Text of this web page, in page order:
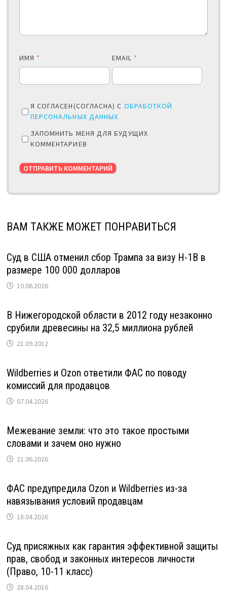
ИМЯ * EMAIL *
Я СОГЛАСЕН(СОГЛАСНА) С ОБРАБОТКОЙ
ПЕРСОНАЛЬНЫХ ДАННЫХ
ЗАПОМНИТЬ МЕНЯ ДЛЯ БУДУЩИХ
КОММЕНТАРИЕВ
ВАМ ТАКЖЕ МОЖЕТ ПОНРАВИТЬСЯ
Суд в США отменил сбор Трампа за визу H-1B в
размере 100 000 долларов
10.06.2026
В Нижегородской области в 2012 году незаконно
срубили древесины на 32,5 миллиона рублей
21.09.2012
Wildberries и Ozon ответили ФАС по поводу
комиссий для продавцов
07.04.2026
Межевание земли: что это такое простыми
словами и зачем оно нужно
21.06.2026
ФАС предупредила Ozon и Wildberries из-за
навязывания условий продавцам
18.04.2026
Суд присяжных как гарантия эффективной защиты
прав, свобод и законных интересов личности
(Право, 10-11 класс)
28.04.2016